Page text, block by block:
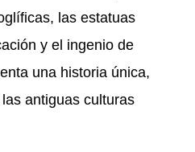
las estatuas
y el ingenio de
una historia única,
antiguas culturas